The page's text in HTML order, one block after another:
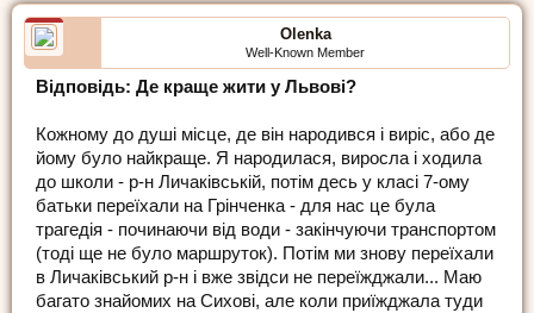
Olenka
Well-Known Member
Відповідь: Де краще жити у Львові?
Кожному до душі місце, де він народився і виріс, або де
йому було найкраще. Я народилася, виросла і ходила
до школи - р-н Личаківській, потім десь у класі 7-ому
батьки переїхали на Грінченка - для нас це була
трагедія - починаючи від води - закінчуючи транспортом
(тоді ще не було маршруток). Потім ми знову переїхали
в Личаківський р-н і вже звідси не переїжджали... Маю
багато знайомих на Сихові, але коли приїжджала туди